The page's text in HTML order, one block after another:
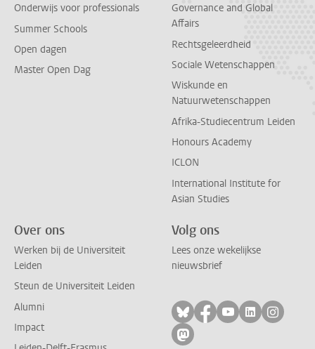
Onderwijs voor professionals
Summer Schools
Open dagen
Master Open Dag
Governance and Global
Affairs
Rechtsgeleerdheid
Sociale Wetenschappen
Wiskunde en
Natuurwetenschappen
Afrika-Studiecentrum Leiden
Honours Academy
ICLON
International Institute for
Asian Studies
Over ons
Werken bij de Universiteit
Leiden
Steun de Universiteit Leiden
Alumni
Impact
Volg ons
Lees onze wekelijkse
nieuwsbrief
Volg ons op bluesky
Volg ons op
Volg ons op
Volg ons
Volg
Volg ons op mastodon